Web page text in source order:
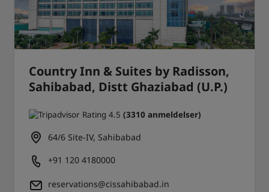
Country Inn & Suites by Radisson,
Sahibabad, Distt Ghaziabad (U.P.)
(3310 anmeldelser)
64/6 Site-IV, Sahibabad
+91 120 4180000
reservations@cissahibabad.in